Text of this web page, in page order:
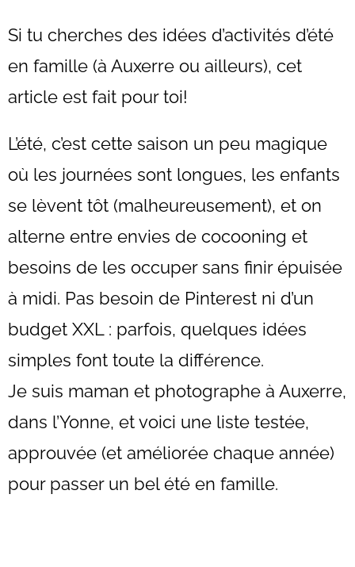
Si tu cherches des idées d’activités d’été
en famille (à Auxerre ou ailleurs), cet
article est fait pour toi!
L’été, c’est cette saison un peu magique
où les journées sont longues, les enfants
se lèvent tôt (malheureusement), et on
alterne entre envies de cocooning et
besoins de les occuper sans finir épuisée
à midi. Pas besoin de Pinterest ni d’un
budget XXL : parfois, quelques idées
simples font toute la différence.
Je suis maman et photographe à Auxerre,
dans l’Yonne, et voici une liste testée,
approuvée (et améliorée chaque année)
pour passer un bel été en famille.